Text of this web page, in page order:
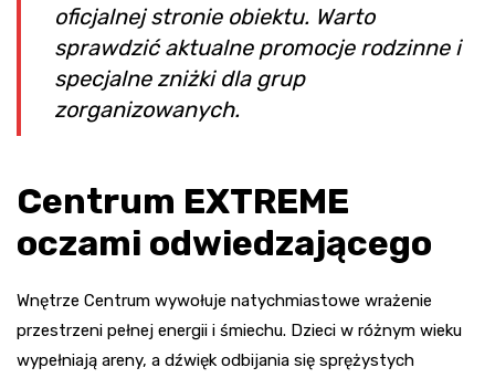
oficjalnej stronie obiektu. Warto
sprawdzić aktualne promocje rodzinne i
specjalne zniżki dla grup
zorganizowanych.
Centrum EXTREME
oczami odwiedzającego
Wnętrze Centrum wywołuje natychmiastowe wrażenie
przestrzeni pełnej energii i śmiechu. Dzieci w różnym wieku
wypełniają areny, a dźwięk odbijania się sprężystych